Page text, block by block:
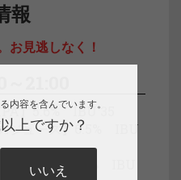
報
お見逃しなく！
】5.6% IBU 35
ジュース】6.5% IBU
ゾムIPA】6.0% IBU
内容を含んでいます。
上ですか？
いいえ